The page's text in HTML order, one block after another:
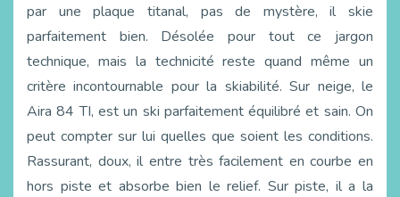
par une plaque titanal, pas de mystère, il skie
parfaitement bien. Désolée pour tout ce jargon
technique, mais la technicité reste quand même un
critère incontournable pour la skiabilité. Sur neige, le
Aira 84 TI, est un ski parfaitement équilibré et sain. On
peut compter sur lui quelles que soient les conditions.
Rassurant, doux, il entre très facilement en courbe en
hors piste et absorbe bien le relief. Sur piste, il a la